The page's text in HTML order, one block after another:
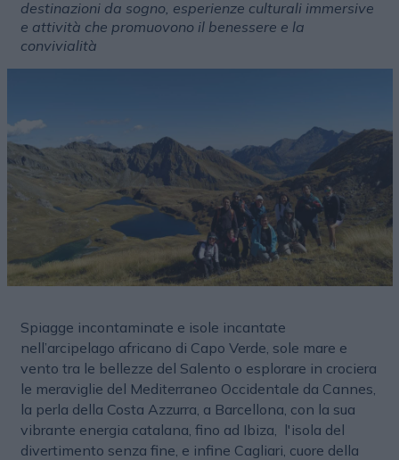
destinazioni da sogno, esperienze culturali immersive
e attività che promuovono il benessere e la
convivialità
Spiagge incontaminate e isole incantate
nell’arcipelago africano di Capo Verde, sole mare e
vento tra le bellezze del Salento o esplorare in crociera
le meraviglie del Mediterraneo Occidentale da Cannes,
la perla della Costa Azzurra, a Barcellona, con la sua
vibrante energia catalana, fino ad Ibiza, l'isola del
divertimento senza fine, e infine Cagliari, cuore della